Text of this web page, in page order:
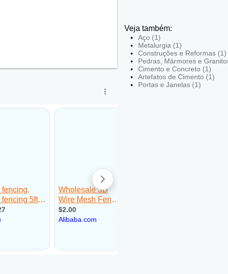
Veja também:
Aço (1)
Metalurgia (1)
Construções e Reformas (1)
Pedras, Mármores e
Cimento e Concreto (1)
Artefatos de Cimento (1)
Portas e Janelas (1)